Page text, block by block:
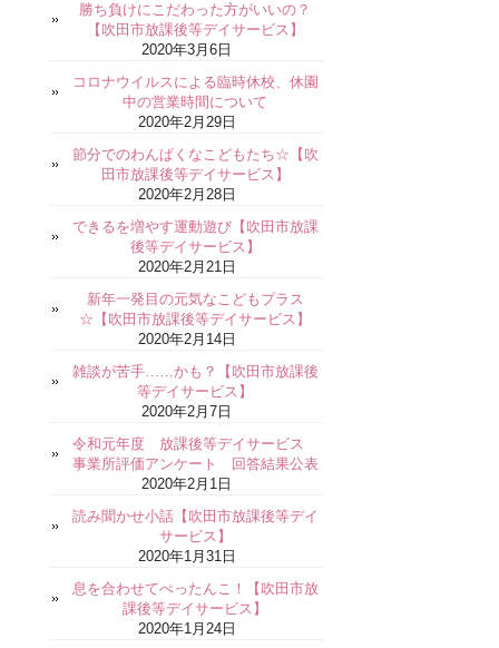
勝ち負けにこだわった方がいいの？
【吹田市放課後等デイサービス】
2020年3月6日
コロナウイルスによる臨時休校、休園
中の営業時間について
2020年2月29日
節分でのわんぱくなこどもたち☆【吹
田市放課後等デイサービス】
2020年2月28日
できるを増やす運動遊び【吹田市放課
後等デイサービス】
2020年2月21日
新年一発目の元気なこどもプラス
☆【吹田市放課後等デイサービス】
2020年2月14日
雑談が苦手……かも？【吹田市放課後
等デイサービス】
2020年2月7日
令和元年度 放課後等デイサービス
事業所評価アンケート 回答結果公表
2020年2月1日
読み聞かせ小話【吹田市放課後等デイ
サービス】
2020年1月31日
息を合わせてぺったんこ！【吹田市放
課後等デイサービス】
2020年1月24日